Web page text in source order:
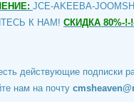
JCE-AKEEBA-
К НАМ! СКИДКА 80%-!-
действующие подписки
нам на почту